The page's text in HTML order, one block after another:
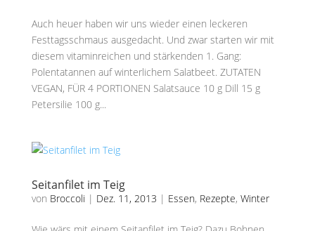
Auch heuer haben wir uns wieder einen leckeren
Festtagsschmaus ausgedacht. Und zwar starten wir mit
diesem vitaminreichen und stärkenden 1. Gang:
Polentatannen auf winterlichem Salatbeet. ZUTATEN
VEGAN, FÜR 4 PORTIONEN Salatsauce 10 g Dill 15 g
Petersilie 100 g...
Seitanfilet im Teig
von Broccoli | Dez. 11, 2013 | Essen, Rezepte, Winter